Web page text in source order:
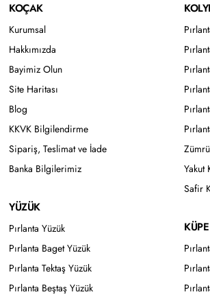
KOÇAK
Kurumsal
Hakkımızda
Bayimiz Olun
Site Haritası
Blog
KKVK Bilgilendirme
Sipariş, Teslimat ve İade
Banka Bilgilerimiz
YÜZÜK
Pırlanta Yüzük
Pırlanta Baget Yüzük
Pırlanta Tektaş Yüzük
Pırlanta Beştaş Yüzük
Yakut
Safir
KÜPE